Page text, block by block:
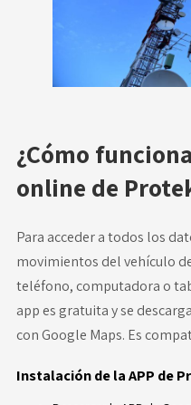
¿Cómo
online de
Para acceder a todos los
movimientos del vehículo
teléfono, computadora o
app es gratuita y se
con Google Maps. Es
Instalación de la APP de